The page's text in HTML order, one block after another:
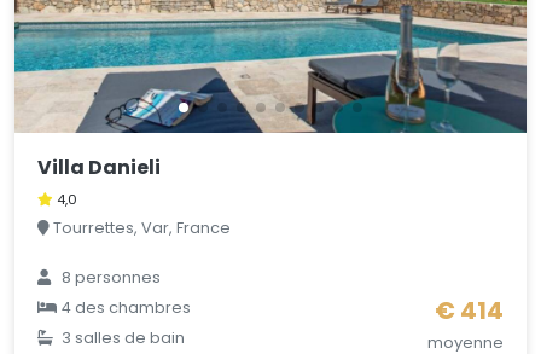
Villa Danieli
4,0
Tourrettes, Var, France
8 personnes
4 des chambres
3 salles de bain
€ 414
moyenne